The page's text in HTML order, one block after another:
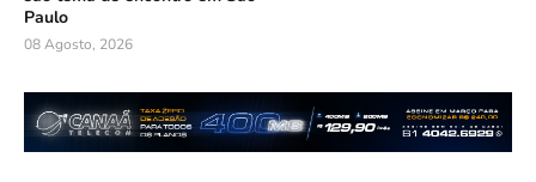
Paulo
08 Agosto, 2026